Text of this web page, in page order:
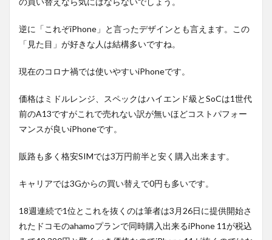
逆に「これぞiPhone」と言ったデザインとも言えます。この
「見た目」が好きな人は結構多いですね。
現在のコロナ禍では使いやすいiPhoneです。
価格はミドルレンジ、スペックはハイエンド級とSoCは1世代
前のA13ですがこれで売れない訳が無いほどコストパフォー
マンスが良いiPhoneです。
販路も多く格安SIMでは3万円前半と安く購入出来ます。
キャリアでは3Gからの買い替えで0円も多いです。
18週連続で1位とこれを抜くのは筆者は3月26日に提供開始さ
れたドコモのahamoプランで同時購入出来るiPhone 11が税込